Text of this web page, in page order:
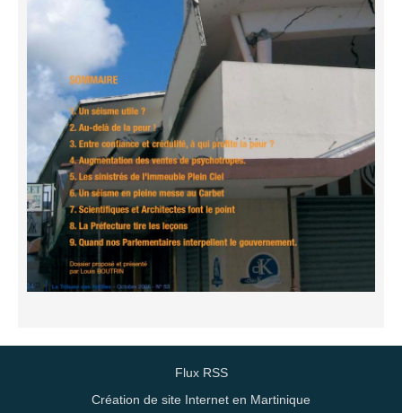
Flux RSS
Création de site Internet en Martinique